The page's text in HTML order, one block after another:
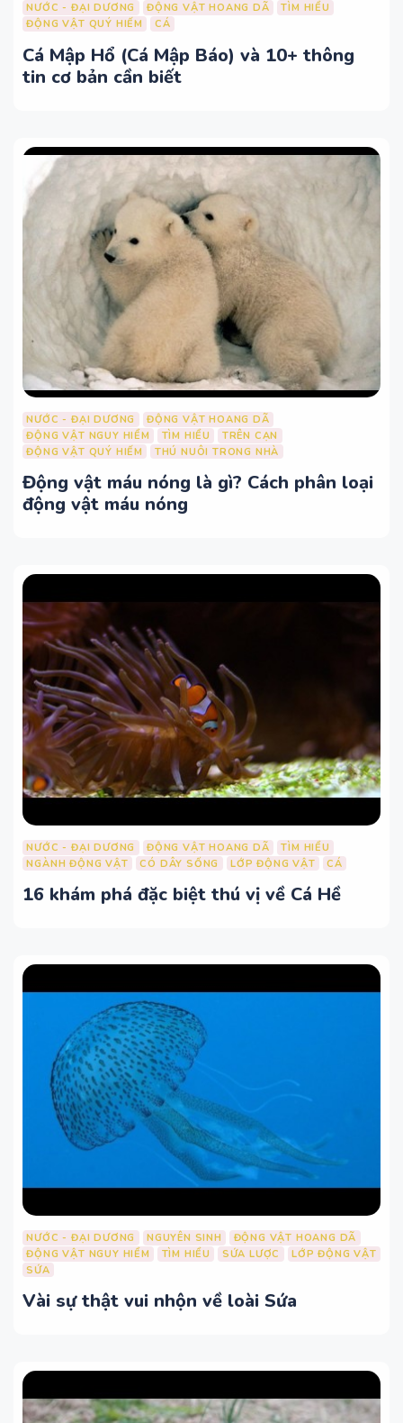
NƯỚC - ĐẠI DƯƠNG ĐỘNG VẬT HOANG DÃ
TÌM HIỂU
ĐỘNG VẬT QUÝ HIẾM
CÁ
Cá Mập Hổ (Cá Mập Báo) và 10+ thông
tin cơ bản cần biết
NƯỚC - ĐẠI DƯƠNG
ĐỘNG VẬT HOANG DÃ
ĐỘNG VẬT NGUY HIỂM
TÌM HIỂU
TRÊN CẠN
ĐỘNG VẬT QUÝ HIẾM
THÚ NUÔI TRONG NHÀ
Động vật máu nóng là gì? Cách phân loại
động vật máu nóng
NƯỚC - ĐẠI DƯƠNG ĐỘNG VẬT HOANG DÃ
TÌM HIỂU
NGÀNH ĐỘNG VẬT
CÓ DÂY SỐNG LỚP ĐỘNG VẬT CÁ
16 khám phá đặc biệt thú vị về Cá Hề
NƯỚC - ĐẠI DƯƠNG NGUYÊN SINH
ĐỘNG VẬT HOANG DÃ
ĐỘNG VẬT NGUY HIỂM
TÌM HIỂU SỨA LƯỢC
LỚP ĐỘNG VẬT
SỨA
Vài sự thật vui nhộn về loài Sứa